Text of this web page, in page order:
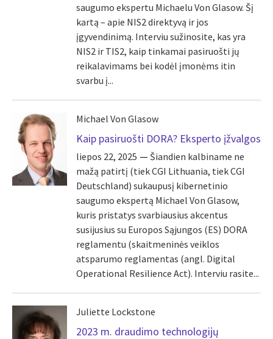
saugumo ekspertu Michaelu Von Glasow. Šį
kartą – apie NIS2 direktyvą ir jos
įgyvendinimą. Interviu sužinosite, kas yra
NIS2 ir TIS2, kaip tinkamai pasiruošti jų
reikalavimams bei kodėl įmonėms itin
svarbu į...
Michael Von Glasow
Kaip pasiruošti DORA? Eksperto įžvalgos
liepos 22, 2025
Šiandien kalbiname ne
mažą patirtį (tiek CGI Lithuania, tiek CGI
Deutschland) sukaupusį kibernetinio
saugumo ekspertą Michael Von Glasow,
kuris pristatys svarbiausius akcentus
susijusius su Europos Sąjungos (ES) DORA
reglamentu (skaitmeninės veiklos
atsparumo reglamentas (angl. Digital
Operational Resilience Act). Interviu rasite...
Juliette Lockstone
2023 m. draudimo technologijų